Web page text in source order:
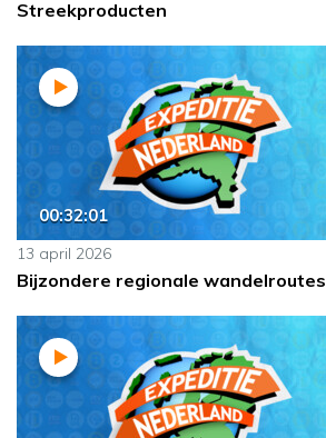
Streekproducten
00:32:01
13 april 2026
Bijzondere regionale wandelroutes